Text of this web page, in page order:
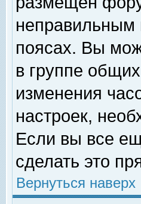
неправильным
поясах. Вы
в группе
изменения
настроек,
Если вы все
сделать это
Вернуться наверх